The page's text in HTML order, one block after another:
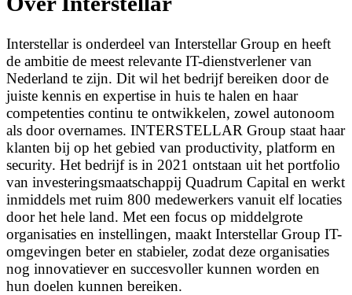
Interstellar is onderdeel van Interstellar Group en heeft
de ambitie de meest relevante IT-dienstverlener van
Nederland te zijn. Dit wil het bedrijf bereiken door de
juiste kennis en expertise in huis te halen en haar
competenties continu te ontwikkelen, zowel autonoom
als door overnames. INTERSTELLAR Group staat haar
klanten bij op het gebied van productivity, platform en
security. Het bedrijf is in 2021 ontstaan uit het portfolio
van investeringsmaatschappij Quadrum Capital en werkt
inmiddels met ruim 800 medewerkers vanuit elf locaties
door het hele land. Met een focus op middelgrote
organisaties en instellingen, maakt Interstellar Group IT-
omgevingen beter en stabieler, zodat deze organisaties
nog innovatiever en succesvoller kunnen worden en
hun doelen kunnen bereiken.